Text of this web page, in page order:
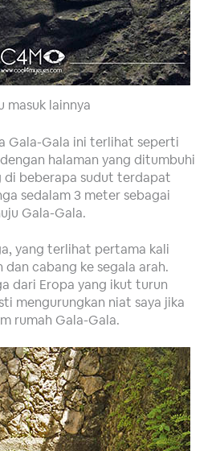
masuk lainnya
Gala-Gala ini terlihat seperti
halaman yang ditumbuhi
beberapa sudut terdapat
sedalam 3 meter sebagai
Gala-Gala.
yang terlihat pertama kali
cabang ke segala arah.
dari Eropa yang ikut turun
mengurungkan niat saya jika
rumah Gala-Gala.